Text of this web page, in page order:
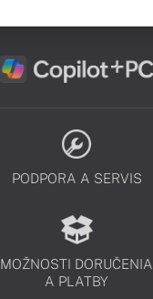
PODPORA A SERVIS
MOŽNOSTI DORUČENIA
A PLATBY